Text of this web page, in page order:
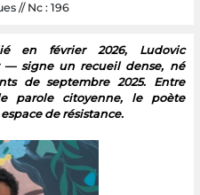
// Nc : 196
en février 2026, Ludovic
— signe un recueil dense, né
de septembre 2025. Entre
parole citoyenne, le poète
de résistance.